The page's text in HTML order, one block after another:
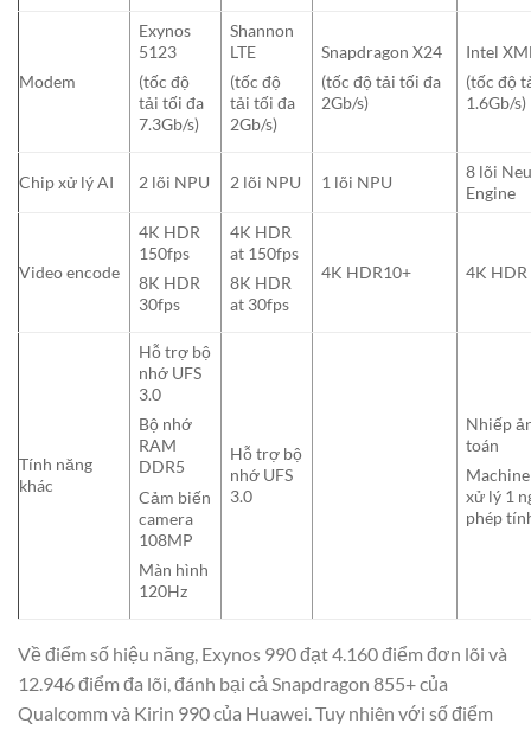
Modem
Exynos
5123
(tốc độ
tải tối đa
7.3Gb/s)
Shannon
LTE
(tốc độ
tải tối đa
2Gb/s)
Snapdragon X24
(tốc độ tải tối đa
2Gb/s)
Intel
(tốc độ
1.6Gb/s)
Chip xử lý AI 2 lõi NPU 2 lõi NPU 1 lõi NPU
8 lõi
Engine
Video encode
4K HDR
150fps
8K HDR
30fps
4K HDR
at 150fps
8K HDR
at 30fps
4K HDR10+ 4K
Tính năng
khác
Hỗ trợ bộ
nhớ UFS
3.0
Bộ nhớ
RAM
DDR5
Cảm biến
camera
108MP
Màn hình
120Hz
Hỗ trợ bộ
nhớ UFS
3.0
Nhiếp
toán
xử lý 1
phép
Về điểm số hiệu năng, Exynos 990 đạt 4.160 điểm đơn lõi và
12.946 điểm đa lõi, đánh bại cả Snapdragon 855+ của
Qualcomm và Kirin 990 của Huawei. Tuy nhiên với số điểm